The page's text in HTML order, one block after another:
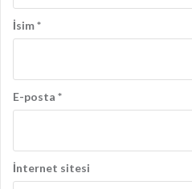
İsim*
E-posta *
İnternet sitesi